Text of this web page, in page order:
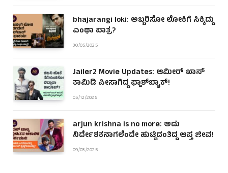
bhajarangi loki: ಅಬ್ಬರಿಸೋ ಲೋಕಿಗೆ ಸಿಕ್ಕಿದ್ದು
ಎಂಥಾ ಪಾತ್ರ?
30/05/2025
Jailer2 Movie Updates: ಆಮೀರ್ ಖಾನ್
ಕಾಮಿಡಿ ಪೀಸಾಗಿದ್ದ ಫ್ಲಾಶ್‌ಬ್ಯಾಕ್!
05/12/2025
arjun krishna is no more: ಅದು
ನಿರ್ದೇಶಕನಾಗಲೆಂದೇ ಹುಟ್ಟಿದಂತಿದ್ದ ಆಪ್ತ ಜೀವ!
09/03/2025